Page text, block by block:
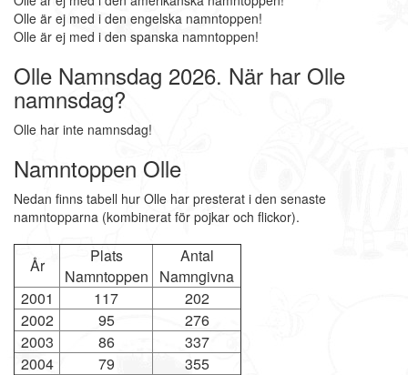
Olle är ej med i den engelska namntoppen!
Olle är ej med i den spanska namntoppen!
Olle Namnsdag 2026. När har Olle
namnsdag?
Olle har inte namnsdag!
Namntoppen Olle
Nedan finns tabell hur Olle har presterat i den senaste
namntopparna (kombinerat för pojkar och flickor).
År
Plats
Namntoppen
Antal
Namngivna
2001
117
202
2002
95
276
2003
86
337
2004
79
355